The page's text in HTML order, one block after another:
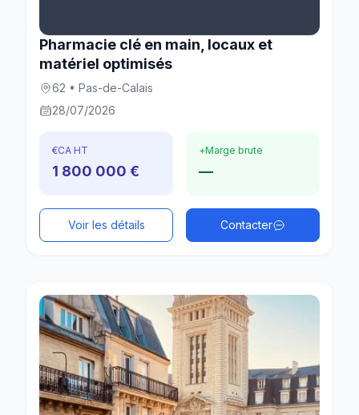
Pharmacie clé en main, locaux et
matériel optimisés
62 • Pas-de-Calais
28/07/2026
€CA HT
1 800 000 €
+Marge brute
—
Voir les détails Contacter